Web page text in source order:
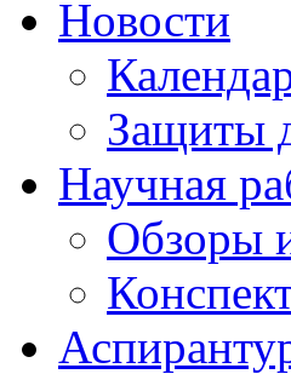
Новости
Защиты
Научная
Обзоры